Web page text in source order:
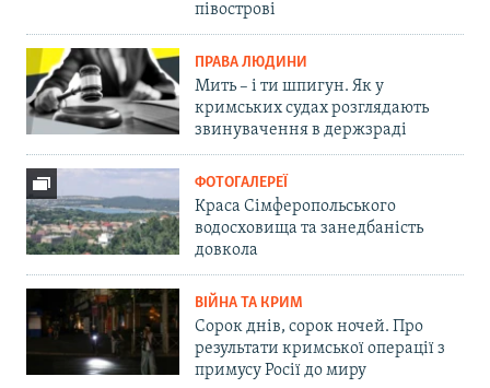
півострові
ПРАВА ЛЮДИНИ
Мить – і ти шпигун. Як у
кримських судах розглядають
звинувачення в держзраді
ФОТОГАЛЕРЕЇ
Краса Сімферопольського
водосховища та занедбаність
довкола
ВІЙНА ТА КРИМ
Сорок днів, сорок ночей. Про
результати кримської операції з
примусу Росії до миру